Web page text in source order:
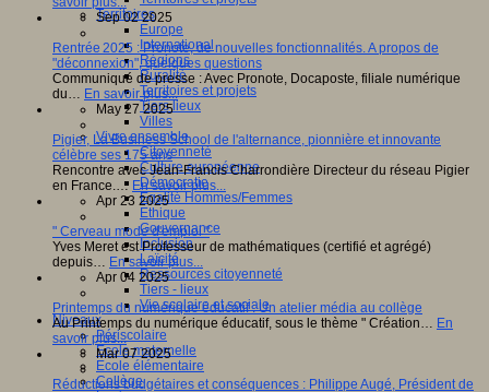
Territoires
Europe
International
Régions
Ruralité
Territoires et projets
Tiers lieux
Villes
Vivre ensemble
Citoyenneté
Culture européenne
Démocratie
Egalité Hommes/Femmes
Ethique
Gouvernance
Inclusion
Laïcité
Ressources citoyenneté
Tiers - lieux
Vie scolaire et sociale
Niveaux
Périscolaire
Ecole maternelle
Ecole élémentaire
Collège
Sep 02 2025
Rentrée 2025 : Pronote, de nouvelles fonctionnalités. A propos de
"déconnexion", quelques questions
Communiqué de presse : Avec Pronote, Docaposte, filiale numérique
du… En savoir plus...
May 27 2025
Pigier, La Business School de l'alternance, pionnière et innovante
célèbre ses 175 ans
Rencontre avec Jean-Francis Charrondière Directeur du réseau Pigier
en France.… En savoir plus...
Apr 23 2025
" Cerveau mode d'emploi "
Yves Meret est Professeur de mathématiques (certifié et agrégé)
depuis… En savoir plus...
Apr 04 2025
Printemps du numérique éducatif : Un atelier média au collège
Au Printemps du numérique éducatif, sous le thème " Création… En
savoir plus...
Mar 07 2025
Réductions budgétaires et conséquences : Philippe Augé, Président de